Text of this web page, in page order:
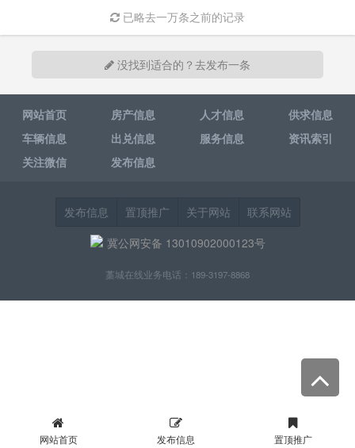
已略去一万条之前的记录
没找到适合的？去发布一条
网站首页 房产信息 人才信息
供求信息
车辆信息
出兑信息 服务信息
资讯索引
关注微信
发布信息
发布信息 置顶推广 关于网站
联系网站
冀公网安备 13010902000123号
藁城在线业务电话：189-3197-8868
网站首页 发布信息 置顶推广